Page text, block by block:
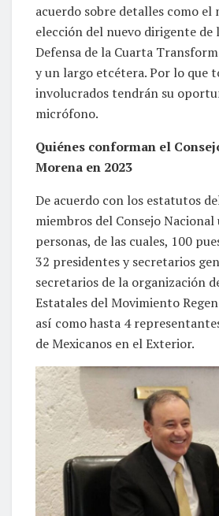
acuerdo sobre detalles como el
elección del nuevo dirigente de
Defensa de la Cuarta
y un largo etcétera. Por lo que
involucrados tendrán su
micrófono.
Quiénes conforman el
Morena en 2023
De acuerdo con los estatutos
miembros del Consejo
personas, de las cuales, 100
32 presidentes y secretarios
secretarios de la organización
Estatales del Movimiento
así como hasta 4
de Mexicanos en el Exterior.